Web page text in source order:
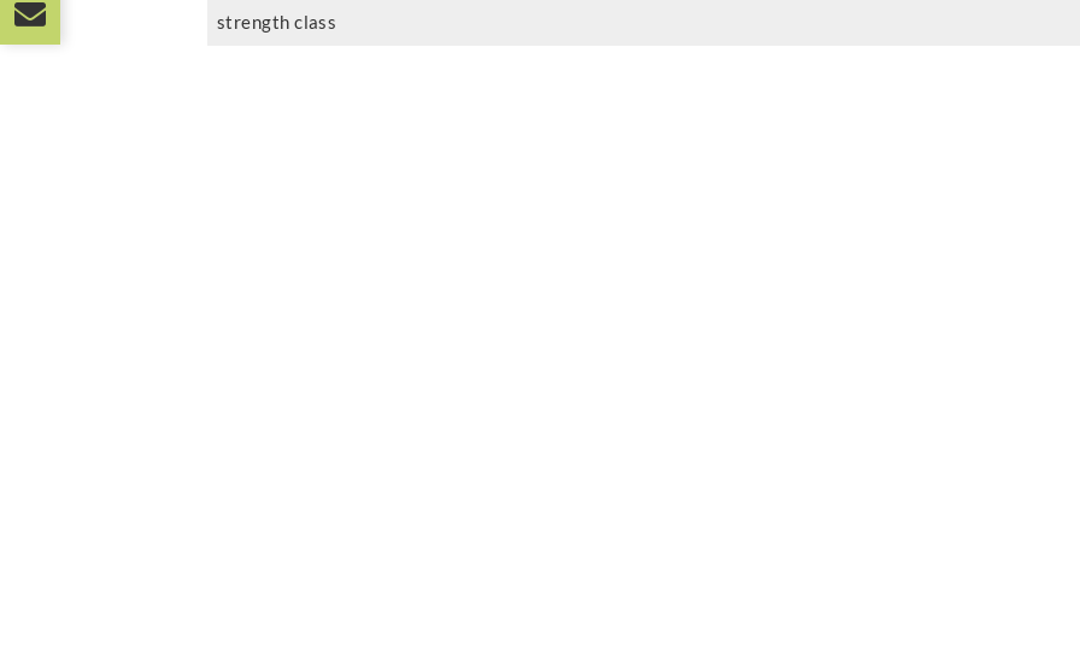
strength class